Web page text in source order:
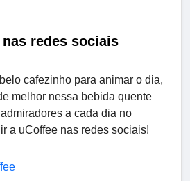
redes sociais
cafezinho para animar o dia,
melhor nessa bebida quente
a cada dia no
a uCoffee nas redes sociais!